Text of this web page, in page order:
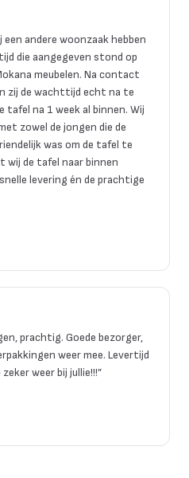
andere woonzaak hebben
die aangegeven stond op
meubelen. Na contact
zij de wachttijd echt na te
tafel na 1 week al binnen. Wij
zowel de jongen die de
was om de tafel te
wij de tafel naar binnen
levering én de prachtige
prachtig. Goede bezorger,
weer mee. Levertijd
weer bij jullie!!!”